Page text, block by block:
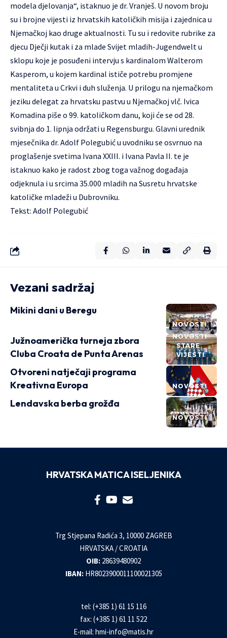
modela djelovanja“, istaknuo je dr. Vranješ. U novom broju
su i brojne vijesti iz hrvatskih katoličkih misija i zajednica u
Njemačkoj kao druge aktualnosti. Tu su i redovite rubrike za
djecu Dječji kutak i za mlade Svijet mladih-Jugendwelt u
sklopu koje je posuđeni intervju s kardinalom Walterom
Kasperom, u kojem kardinal ističe potrebu promjene
mentaliteta u Crkvi i duh služenja. U prilogu na njemačkom
jeziku delegat za hrvatsku pastvu u Njemačkoj vlč. Ivica
Komadina piše o 99. katoličkom danu, koji će se od 28.
svibnja do 1. lipnja održati u Regensburgu. Glavni urednik
mjesečnika dr. Adolf Polegubić u uvodniku se osvrnuo na
proglašenje svetima Ivana XXIII. i Ivana Pavla II. te je
istaknuo kako je radost zbog toga važnog događaja
odjeknula i u srcima 35.000 mladih na Susretu hrvatske
katoličke mladeži u Dubrovniku.
Tekst: Adolf Polegubić
Vezani sadržaj
NOVOSTI
Mikini dani u Beregu
NOVOSTI
STARE
VIJESTI
Južnoamerička turneja zbora
Cluba Croata de Punta Arenas
NOVOSTI
Otvoreni natječaji programa
Kreativna Europa
NOVOSTI
Lendavska berba grožđa
HRVATSKA MATICA ISELJENIKA
Trg Stjepana Radića 3, 10000 ZAGREB
HRVATSKA / CROATIA
OIB: 28639480902
IBAN: HR8023900011100021305
tel: (+385 1) 61 15 116
fax: (+385 1) 61 11 522
E-mail: hmi-info@matis.hr